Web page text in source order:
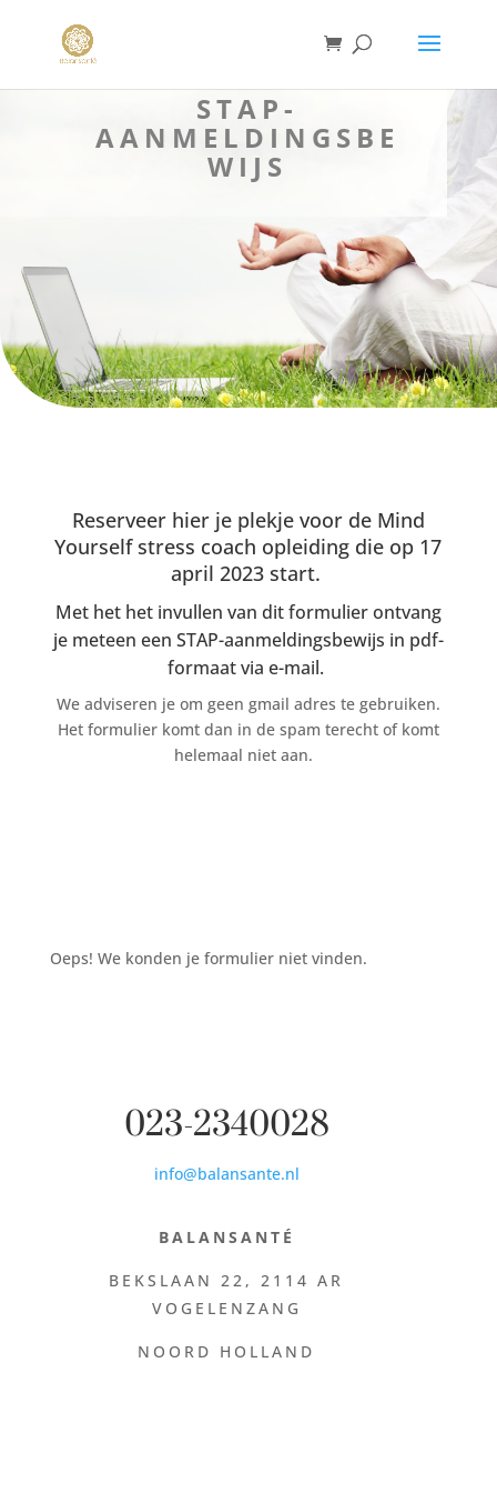
STAP-
AANMELDINGSBE
WIJS
Reserveer hier je plekje voor de Mind
Yourself stress coach opleiding die op 17
april 2023 start.
Met het het invullen van dit formulier ontvang
je meteen een STAP-aanmeldingsbewijs in pdf-
formaat via e-mail.
We adviseren je om geen gmail adres te gebruiken.
Het formulier komt dan in de spam terecht of komt
helemaal niet aan.
Oeps! We konden je formulier niet vinden.
023-2340028
info@balansante.nl
BALANSANTÉ
BEKSLAAN 22, 2114 AR
VOGELENZANG
NOORD HOLLAND